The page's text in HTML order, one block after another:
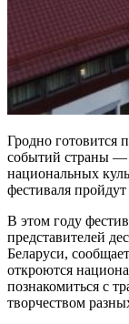
Гродно готовится
событий страны —
национальных
фестиваля
В этом году
представителей
Беларуси,
откроются
познакомиться с
творчеством